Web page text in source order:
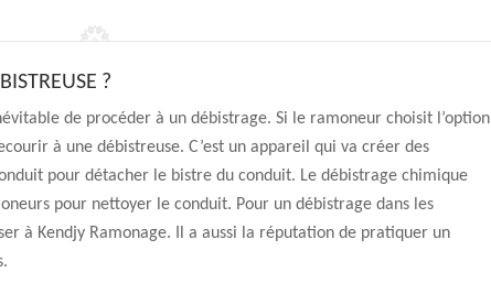
?
de procéder à un débistrage. Si le ramoneur choisit l’option
à une débistreuse. C’est un appareil qui va créer des
pour détacher le bistre du conduit. Le débistrage chimique
pour nettoyer le conduit. Pour un débistrage dans les
à Kendjy Ramonage. Il a aussi la réputation de pratiquer un